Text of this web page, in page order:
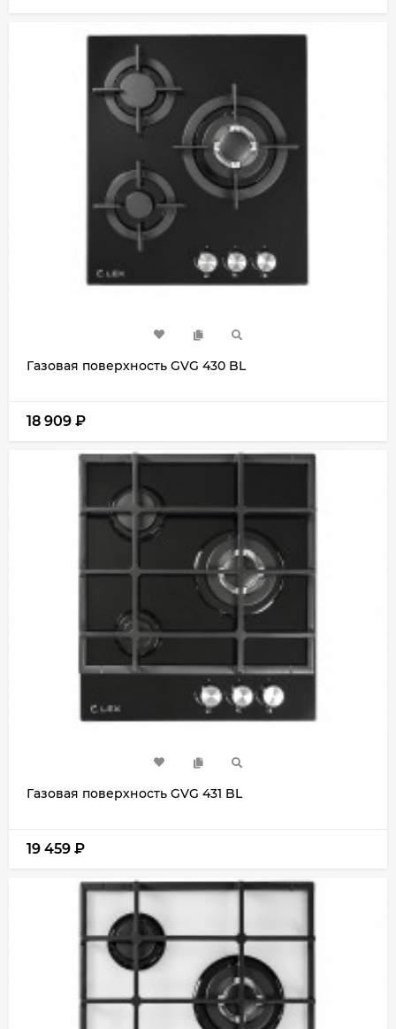
Газовая поверхность GVG 430 BL
18 909 ₽
Газовая поверхность GVG 431 BL
19 459 ₽